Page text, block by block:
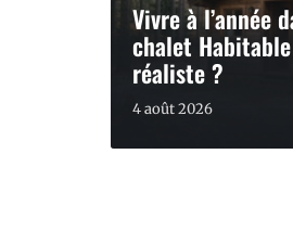
Vivre à l’année
chalet
réaliste ?
4 août 2026